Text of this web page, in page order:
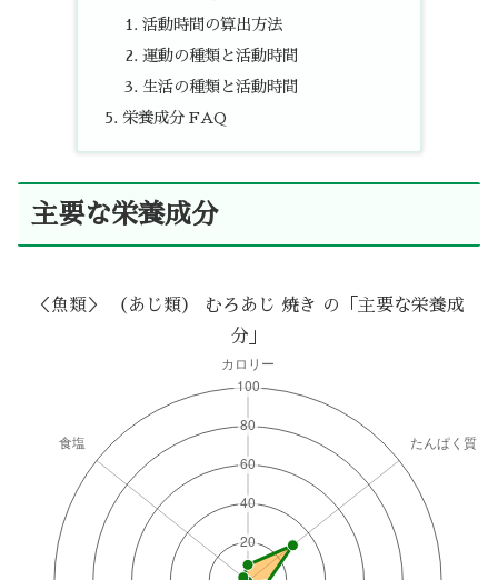
活動時間の算出方法
運動の種類と活動時間
生活の種類と活動時間
栄養成分 FAQ
主要な栄養成分
＜魚類＞ （あじ類） むろあじ 焼き の「主要な栄養成
分」